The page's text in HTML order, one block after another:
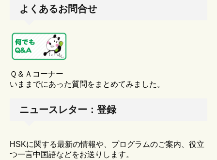
よくあるお問合せ
Ｑ＆Ａコーナー
いままでにあった質問をまとめてみました。
ニュースレター：登録
HSKに関する最新の情報や、プログラムのご案内、役立
つ一言中国語などをお送りします。